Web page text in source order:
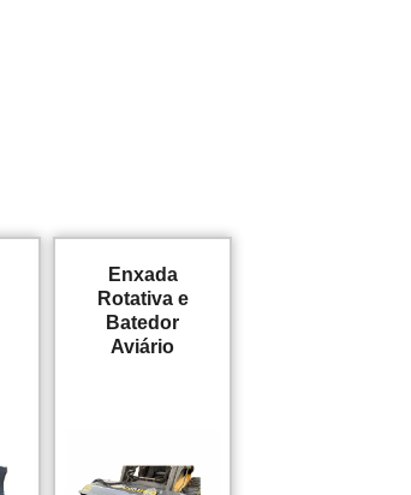
Enxada
Rotativa e
Batedor
Aviário